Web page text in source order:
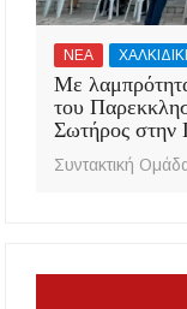
ΝΕΑ
Με
του
Σωτήρος στην
Συντακτική